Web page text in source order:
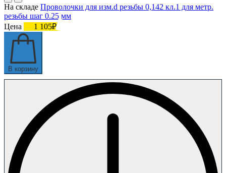
На складе Проволочки для изм.d резьбы 0,142 кл.1 для метр.
резьбы шаг 0.25 мм
Цена
1 105₽
В корзину